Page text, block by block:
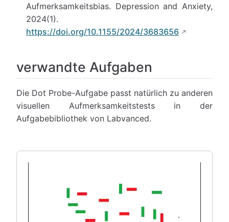
Aufmerksamkeitsbias. Depression and Anxiety,
2024(1).
https://doi.org/10.1155/2024/3683656
verwandte Aufgaben
Die Dot Probe-Aufgabe passt natürlich zu anderen
visuellen Aufmerksamkeitstests in der
Aufgabebibliothek von Labvanced.